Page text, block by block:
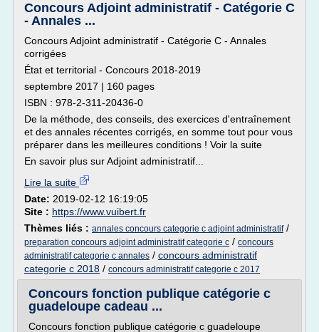
Concours Adjoint administratif - Catégorie C
- Annales ...
Concours Adjoint administratif - Catégorie C - Annales
corrigées
État et territorial - Concours 2018-2019
septembre 2017 | 160 pages
ISBN : 978-2-311-20436-0
De la méthode, des conseils, des exercices d'entraînement
et des annales récentes corrigés, en somme tout pour vous
préparer dans les meilleures conditions ! Voir la suite
En savoir plus sur Adjoint administratif...
Lire la suite
Date: 2019-02-12 16:19:05
Site : https://www.vuibert.fr
Thèmes liés : annales concours categorie c adjoint administratif/
preparation concours adjoint administratif categorie c / concours
administratif categorie c annales / concours administratif
categorie c 2018 / concours administratif categorie c 2017
Concours fonction publique catégorie c
guadeloupe cadeau ...
Concours fonction publique catégorie c guadeloupe